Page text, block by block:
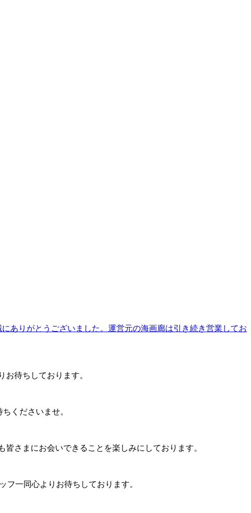
ありがとうございました。運営元の海画廊は引き続き営業してお
待ちしております。
くださいませ。
さまにお会いできることを楽しみにしております。
フ一同心よりお待ちしております。